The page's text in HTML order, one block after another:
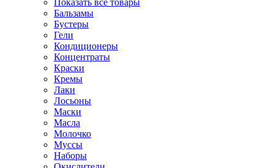
Показать все товары
Бальзамы
Бустеры
Гели
Кондиционеры
Концентраты
Краски
Кремы
Лаки
Лосьоны
Маски
Масла
Молочко
Муссы
Наборы